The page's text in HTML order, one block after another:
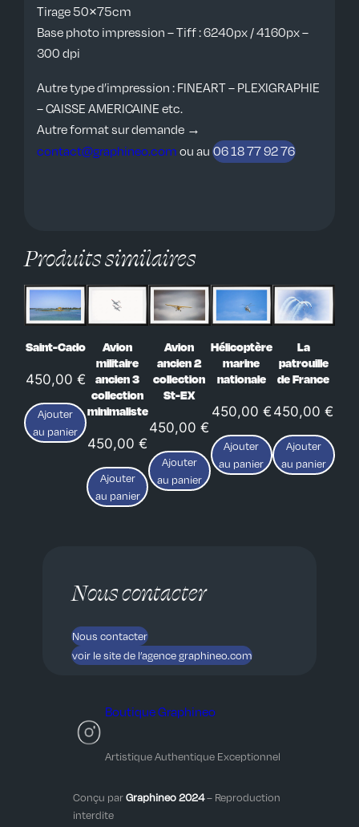
o
r
n
e
s
d
B
e
Tirage 50×75cm
Base photo impression – Tiff : 6240px / 4160px –
300 dpi
Autre type d’impression : FINEART – PLEXIGRAPHIE
– CAISSE AMERICAINE etc.
Autre format sur demande →
contact@graphineo.com ou au06 18 77 92 76
Produits similaires
Saint-Cado
450,00 €
Ajouter
au panier
Avion
militaire
ancien 3
collection
minimaliste
450,00€
Ajouter
au panier
Avion
ancien 2
collection
St-EX
450,00€
Ajouter
au panier
Hélicoptère
marine
nationale
450,00 €
Ajouter
au panier
La
patrouille
de France
450,00€
Ajouter
au panier
Nous contacter
Nous contacter
voir le site de l’agence graphineo.com
Boutique Graphineo
Artistique Authentique Exceptionnel
Conçu parGraphineo 2024– Reproduction
interdite